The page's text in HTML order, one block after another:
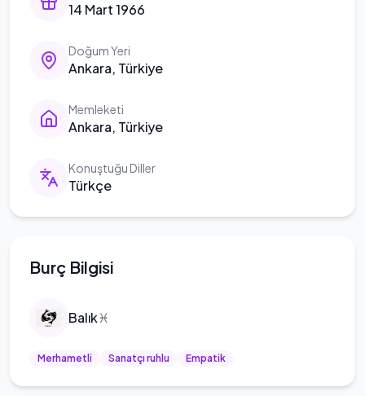
14 Mart 1966
Doğum Yeri
Ankara, Türkiye
Memleketi
Ankara, Türkiye
Konuştuğu Diller
Türkçe
Burç Bilgisi
Balık♓
Merhametli Sanatçı ruhlu Empatik